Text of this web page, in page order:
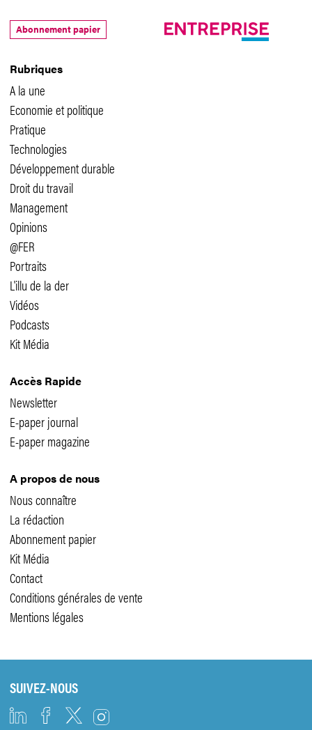
Rubriques
A la une
Economie et politique
Pratique
Technologies
Développement durable
Droit du travail
Management
Opinions
@FER
Portraits
L'illu de la der
Vidéos
Podcasts
Kit Média
Accès Rapide
Newsletter
E-paper journal
E-paper magazine
A propos de nous
Nous connaître
La rédaction
Abonnement papier
Kit Média
Contact
Conditions générales de vente
Mentions légales
Abonnement papier
SUIVEZ-NOUS